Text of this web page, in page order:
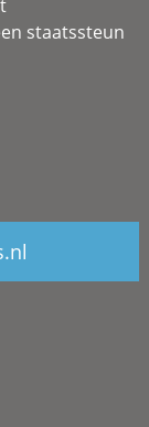
staatssteun